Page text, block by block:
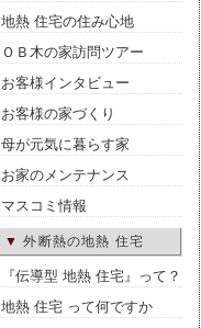
地熱 住宅の住み心地
ＯＢ木の家訪問ツアー
お客様インタビュー
お客様の家づくり
母が元気に暮らす家
お家のメンテナンス
マスコミ情報
▼ 外断熱の地熱 住宅
『伝導型 地熱 住宅』って？
地熱 住宅 って何ですか